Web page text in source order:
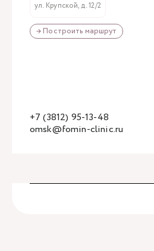
ул. Крупской, д. 12/2
→ Построить маршрут
omsk@fomin-clinic.ru
+7 (3812) 95-13-48